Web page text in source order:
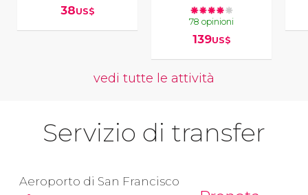
38US$
78 opinioni
139US$
vedi tutte le attività
Servizio di transfer
Aeroporto di San Francisco